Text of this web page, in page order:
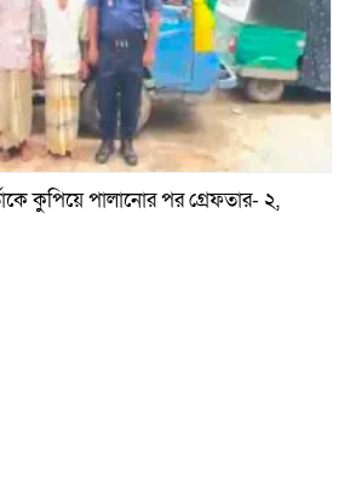
কুপিয়ে পালানোর পর গ্রেফতার- ২,